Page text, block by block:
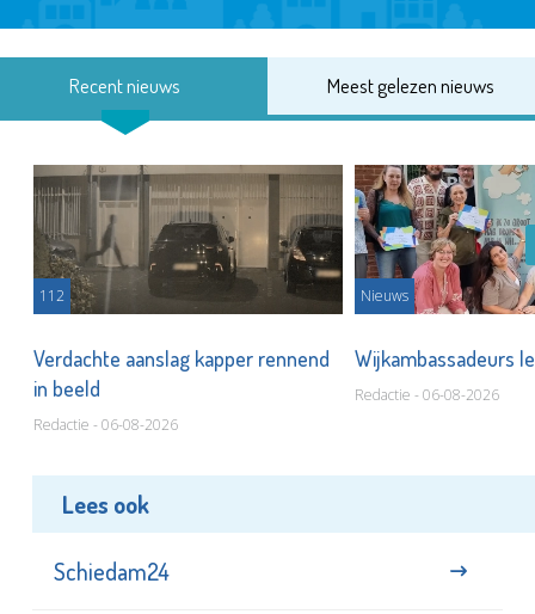
Recent nieuws Meest gelezen nieuws
112
Verdachte aanslag kapper rennend
in beeld
Redactie - 06-08-2026
Nieuws
Wijkambassadeurs
Redactie - 06-08-2026
Lees ook
Schiedam24